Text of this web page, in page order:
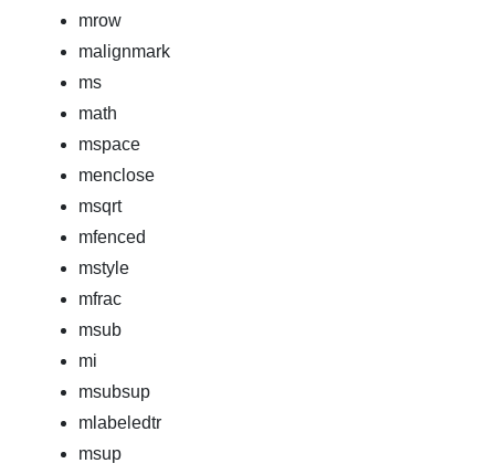
mrow
malignmark
ms
math
mspace
menclose
msqrt
mfenced
mstyle
mfrac
msub
mi
msubsup
mlabeledtr
msup